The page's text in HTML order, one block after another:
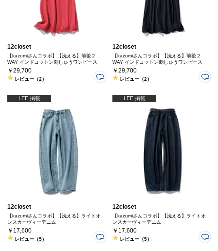
12closet
【kazumiさんコラボ】【洗える】前後２
WAY インドコットン刺しゅうワンピース
￥29,700
レビュー（2）
12closet
【kazumiさんコラボ】【洗える】前後２
WAY インドコットン刺しゅうワンピース
￥29,700
レビュー（2）
LEE 掲載
12closet
【kazumiさんコラボ】【洗える】ライトオ
ンスカーヴィーデニム
￥17,600
レビュー（5）
LEE 掲載
12closet
【kazumiさんコラボ】【洗える】ライトオ
ンスカーヴィーデニム
￥17,600
レビュー（5）